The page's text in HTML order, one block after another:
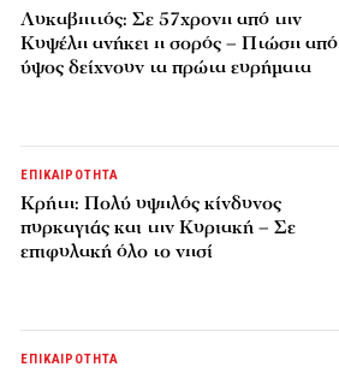
Λυκαβηττός: Σε 57χρονη από την
Κυψέλη ανήκει η σορός – Πτώση από
ύψος δείχνουν τα πρώτα ευρήματα
ΕΠΙΚΑΙΡΟΤΗΤΑ
Κρήτη: Πολύ υψηλός κίνδυνος
πυρκαγιάς και την Κυριακή – Σε
επιφυλακή όλο το νησί
ΕΠΙΚΑΙΡΟΤΗΤΑ